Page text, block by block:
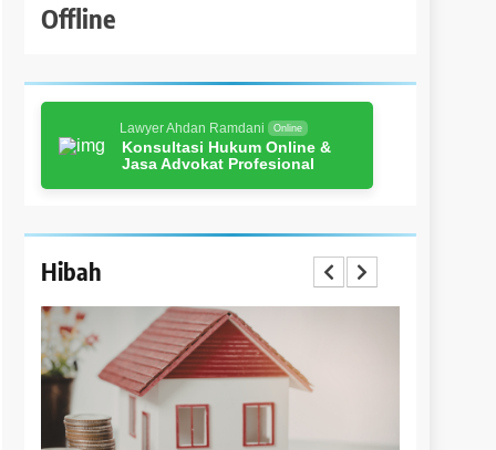
Offline
Lawyer Ahdan Ramdani Online
Konsultasi Hukum Online &
Jasa Advokat Profesional
Hibah